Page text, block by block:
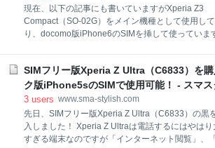
サイトによると 【割引額返還（解除料）の対象と
お手続き内容】 1. 機種変更を行った場合 2. FOMA
約変更を行った場合 3. 回線の解約、電話番号保管
予約、ドコモの指定パケットパック以外への変更・
現在、以下の記事にも書いていますがXperia Z3
Compact（SO-02G）をメイン機種として使用し
り、docomo版iPhone6のSIMを挿して使っていま
い♪ - スマスタ！ このXperia Z3 Compact（SO-
に格安SIMを挿して使えるのか試してみたので記事
します。 スポンサーリンク 使ったのはIIJmioのプ
イドパックSIM 使用した格安SIMは以下の記事で
しているSIMフリー版iPad Air2用に購入したプリ
ド式のSIMです。 開通手続きが超簡単！iPad Air2
SIMフリー版Xperia Z Ultra（C6833）を
ク版iPhone5sのSIMで使用可能！ - スマス
3 users www.sma-stylish.com
先日、SIMフリー版Xperia Z Ultra（C6833）の黒
入しました！ Xperia Z Ultraは電話するにはやはり
すぎる端末なのですが「インターネット閲覧」、